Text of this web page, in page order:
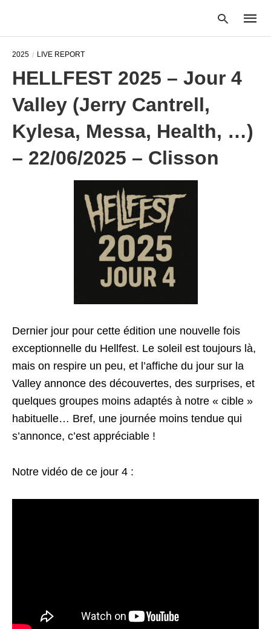
query
and
hit
2025 LIVE REPORT
HELLFEST 2025 – Jour 4
Valley (Jerry Cantrell,
Kylesa, Messa, Health, …)
– 22/06/2025 – Clisson
Dernier jour pour cette édition une nouvelle fois
exceptionnelle du Hellfest. Le soleil est toujours là,
mais on respire un peu, et l’affiche du jour sur la
Valley annonce des découvertes, des surprises, et
quelques groupes moins adaptés à notre « cible »
habituelle… Bref, une journée moins tendue qui
s’annonce, c’est appréciable !
Notre vidéo de ce jour 4 :